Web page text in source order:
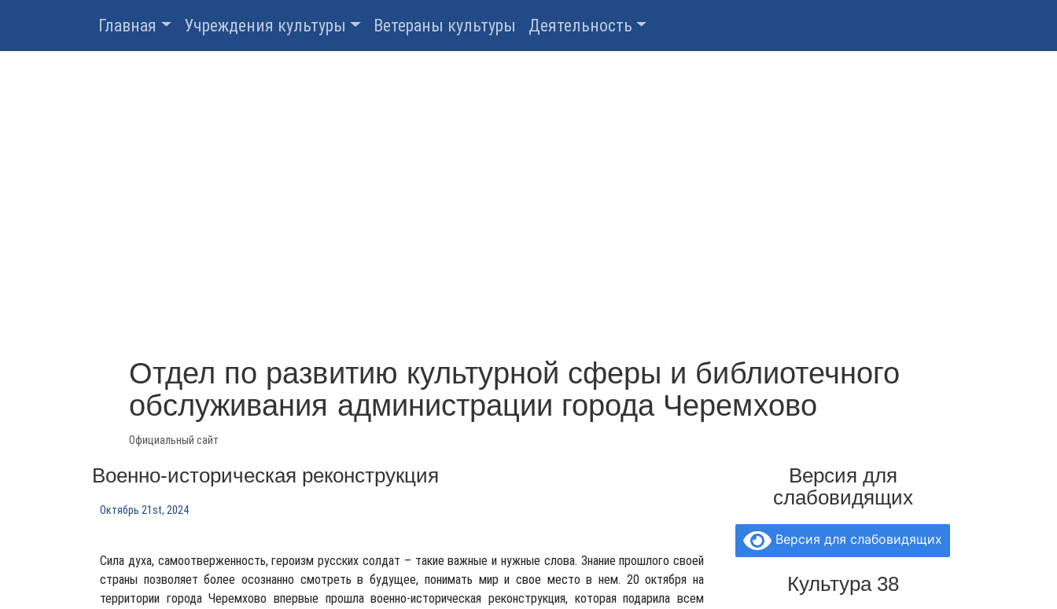
Главная Учреждения культуры Ветераны культуры Деятельность
Отдел по развитию культурной сферы и библиотечного
обслуживания администрации города Черемхово
Официальный сайт
Военно-историческая реконструкция
Октябрь 21st, 2024
Сила духа, самоотверженность, героизм русских солдат – такие важные и нужные слова. Знание прошлого своей
страны позволяет более осознанно смотреть в будущее, понимать мир и свое место в нем. 20 октября на
территории города Черемхово впервые прошла военно-историческая реконструкция, которая подарила всем
Версия для
слабовидящих
Версия для слабовидящих
Культура 38